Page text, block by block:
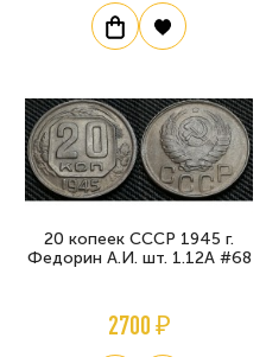
20 копеек СССР 1945 г.
Федорин А.И. шт. 1.12А #68
2700 ₽